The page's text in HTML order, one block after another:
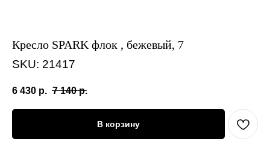
Кресло SPARK флок , бежевый, 7
SKU: 21417
6 430 р. 7 140 р.
В корзину